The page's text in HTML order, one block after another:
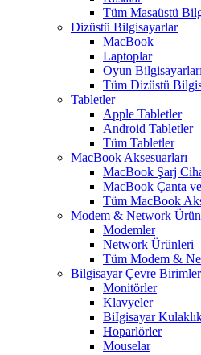
Tüm Masaüstü
Dizüstü Bilgisayarlar
MacBook
Laptoplar
Oyun Bilgisayarları
Tüm Dizüstü
Tabletler
Apple Tabletler
Android Tabletler
Tüm Tabletler
MacBook Aksesuarları
MacBook Şarj
MacBook Çanta ve
Tüm MacBook
Modem & Network
Modemler
Network Ürünleri
Tüm Modem &
Bilgisayar Çevre
Monitörler
Klavyeler
BiIgisayar
Hoparlörler
Mouselar